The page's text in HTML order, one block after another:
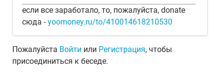
если все заработало, то, пожалуйста, donate
сюда -yoomoney.ru/to/410014618210530
Пожалуйста Войти или Регистрация, чтобы
присоединиться к беседе.